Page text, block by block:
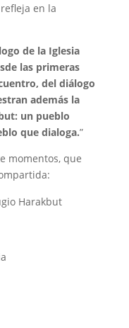
en la
de la Iglesia
las primeras
del diálogo
además la
un pueblo
que dialoga.”
momentos, que
Harakbut